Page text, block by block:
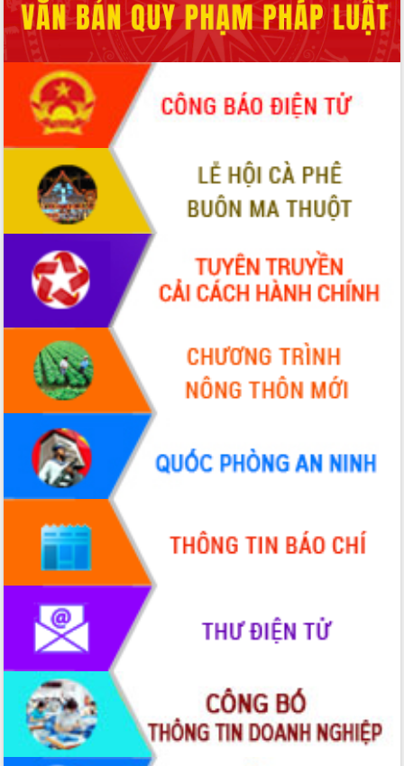
Xây dựng nền hành chính số đồng
hành cùng nông dân dân, doanh nghiệp
Giai đoạn 2026-2030, Đắk Lắk phấn
đấu có 77% xã đạt chuẩn nông thôn
mới
Chuyển đổi số 'mở đường' cho nông
nghiệp Đắk Lắk tăng trưởng bứt phá
Triển khai đồng bộ đo đạc, lập hồ sơ
địa chính, hoàn thiện cơ sở dữ liệu đất
Ứng dụng sinh trắc học - Bước tiến
trong hành trình chuyển đổi số tại Đắk
Đắk Lắk nâng cao hiệu quả công tác
Đảng từ Sổ tay đảng viên điện tử
Đắk Lắk đẩy mạnh nuôi biển công
nghệ, hướng tới phát triển thủy sản
bền vững
Tập huấn nâng cao năng lực triển khai
chuyển đổi số cho cán bộ, công chức
cấp xã
Đắk Lắk phát động hưởng ứng Ngày
Quyền của người tiêu dùng Việt Nam
2026
Đẩy mạnh cải cách hành chính, quyết
tâm đạt được mục tiêu tăng trưởng
hai con số trong năm 2026
Tổ chức trang trọng Lễ hội Đền thờ
Lương Văn Chánh năm 2026
Phó Bí thư Tỉnh ủy Đắk Lắk Đỗ Hữu
Huy giữ chức Bí thư Đảng ủy Ủy Ban
Nhân dân tỉnh
Bệnh án điện tử thúc đẩy chuyển đổi
số y tế tại Đắk Lắk
Chuyển đổi số thư viện: Mở rộng
không gian tri thức trong thời đại số
Đánh giá, rút kinh nghiệm công tác tổ
chức diễn tập trước ngày bầu cử